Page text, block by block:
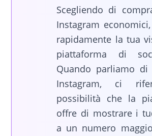
Scegliendo di
Instagram
rapidamente la tua
piattaforma di
Quando parliamo
Instagram, ci
possibilità che la
offre di mostrare i
a un numero